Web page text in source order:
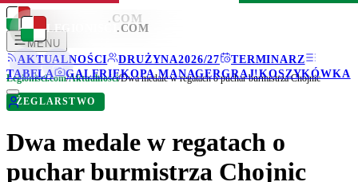
LEGIONISCI .COM
MENU
AKTUALNOŚCI
DRUŻYNA2026/27
TERMINARZ
TABELA
GALERIEKOPA MANAGERGRAJ!KOSZYKÓWKA
LEGIONISCI .COM
Legionisci.com/Aktualności/Dwa medale w regatach o puchar burmistrza Chojnic
ŻEGLARSTWO
Dwa medale w regatach o
puchar burmistrza Chojnic